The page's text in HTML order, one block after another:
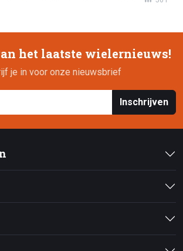
het laatste wielernieuws!
je in voor onze nieuwsbrief
Inschrijven